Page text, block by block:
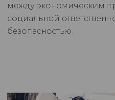
между экономическим
социальной
безопасностью.